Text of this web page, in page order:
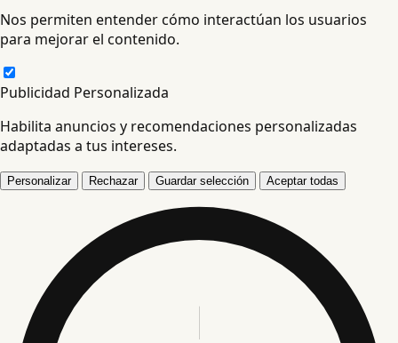
Nos permiten entender cómo interactúan los usuarios
para mejorar el contenido.
Publicidad Personalizada
Habilita anuncios y recomendaciones personalizadas
adaptadas a tus intereses.
Personalizar Rechazar Guardar selección Aceptar todas